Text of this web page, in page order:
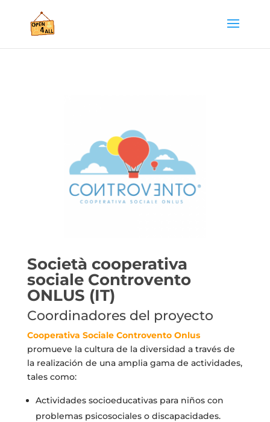
Società cooperativa
sociale Controvento
ONLUS (IT)
Coordinadores del proyecto
Cooperativa Sociale Controvento Onlus
promueve la cultura de la diversidad a través de
la realización de una amplia gama de actividades,
tales como:
Actividades socioeducativas para niños con
problemas psicosociales o discapacidades.